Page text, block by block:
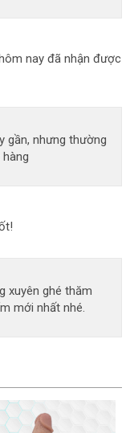
nay đã nhận được
gần, nhưng thường
xuyên ghé thăm
mới nhất nhé.